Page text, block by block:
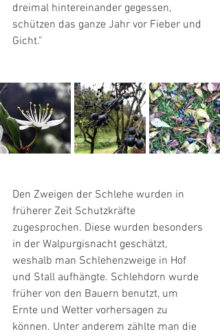
dreimal hintereinander gegessen,
schützen das ganze Jahr vor Fieber und
Gicht.”
Den Zweigen der Schlehe wurden in
früherer Zeit Schutzkräfte
zugesprochen. Diese wurden besonders
in der Walpurgisnacht geschätzt,
weshalb man Schlehenzweige in Hof
und Stall aufhängte. Schlehdorn wurde
früher von den Bauern benutzt, um
Ernte und Wetter vorhersagen zu
können. Unter anderem zählte man die